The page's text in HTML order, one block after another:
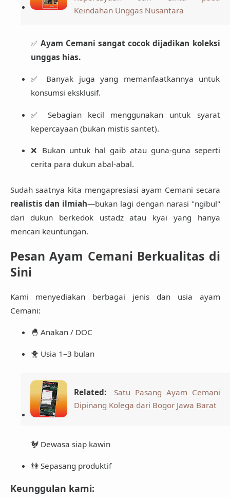
Keindahan Unggas Nusantara
✅ Ayam Cemani sangat cocok dijadikan koleksi
unggas hias.
✅ Banyak juga yang memanfaatkannya untuk
konsumsi eksklusif.
✅ Sebagian kecil menggunakan untuk syarat
kepercayaan (bukan mistis santet).
❌ Bukan untuk hal gaib atau guna-guna seperti
cerita para dukun abal-abal.
Sudah saatnya kita mengapresiasi ayam Cemani secara
realistis dan ilmiah—bukan lagi dengan narasi "ngibul"
dari dukun berkedok ustadz atau kyai yang hanya
mencari keuntungan.
Pesan Ayam Cemani Berkualitas di
Sini
Kami menyediakan berbagai jenis dan usia ayam
Cemani:
🐣 Anakan / DOC
🐥 Usia 1–3 bulan
Related:
Satu Pasang Ayam Cemani
Dipinang Kolega dari Bogor Jawa Barat
🐓 Dewasa siap kawin
👫 Sepasang produktif
Keunggulan kami: